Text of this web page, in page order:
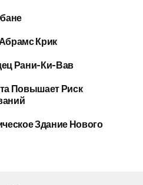
Крик
Рани-Ки-Вав
Повышает Риск
Здание Нового